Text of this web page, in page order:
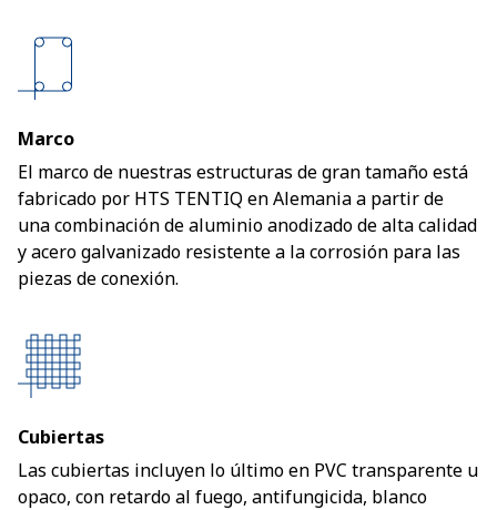
Marco
El marco de nuestras estructuras de gran tamaño está
fabricado por HTS TENTIQ en Alemania a partir de
una combinación de aluminio anodizado de alta calidad
y acero galvanizado resistente a la corrosión para las
piezas de conexión.
Cubiertas
Las cubiertas incluyen lo último en PVC transparente u
opaco, con retardo al fuego, antifungicida, blanco